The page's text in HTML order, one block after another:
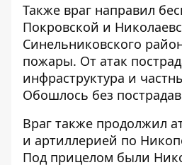
Также враг направил
Покровской и
Синельниковского
пожары. От атак
инфраструктура и
Обошлось без
Враг также продолжил
и артиллерией по
Под прицелом были